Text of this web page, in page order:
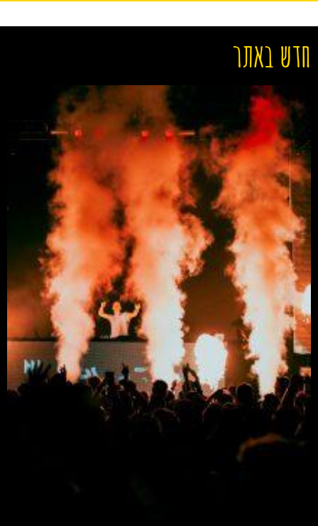
חדש באתר